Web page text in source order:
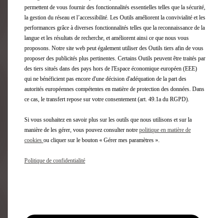
CONDITIONS GÉNÉRALES DE VENTE
RECHERCHE D'UN VÉHICULE
DURÉE DE GARANTIE
ASSURANCE ET IMMATRICULATION
permettent de vous fournir des fonctionnalités essentielles telles que la sécurité,
la gestion du réseau et l’accessibilité. Les Outils améliorent la convivialité et les
performances grâce à diverses fonctionnalités telles que la reconnaissance de la
langue et les résultats de recherche, et améliorent ainsi ce que nous vous
proposons. Notre site web peut également utiliser des Outils tiers afin de vous
proposer des publicités plus pertinentes. Certains Outils peuvent être traités par
des tiers situés dans des pays hors de l'Espace économique européen (EEE)
qui ne bénéficient pas encore d'une décision d'adéquation de la part des
autorités européennes compétentes en matière de protection des données. Dans
ce cas, le transfert repose sur votre consentement (art. 49.1a du RGPD).
Si vous souhaitez en savoir plus sur les outils que nous utilisons et sur la
manière de les gérer, vous pouvez consulter notre politique en matière de
cookies ou cliquer sur le bouton « Gérer mes paramètres ».
Politique de confidentialité